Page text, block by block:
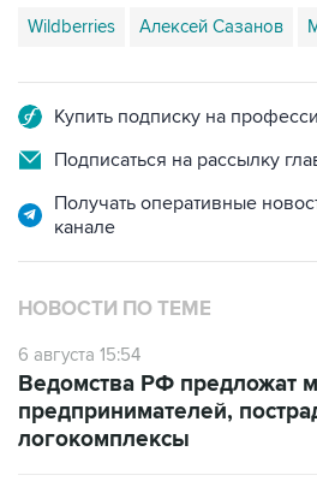
Подписаться на рассылку
Получать оперативные
НОВОСТИ ПО ТЕМЕ
6 августа 15:54
предпринимателей,
логокомплексы